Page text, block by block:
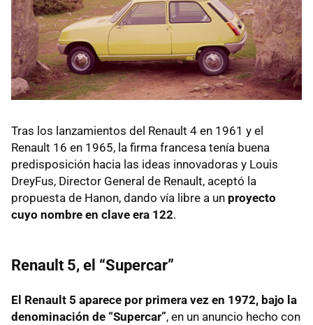
Tras los lanzamientos del Renault 4 en 1961 y el
Renault 16 en 1965, la firma francesa tenía buena
predisposición hacia las ideas innovadoras y Louis
DreyFus, Director General de Renault, aceptó la
propuesta de Hanon, dando vía libre a un proyecto
cuyo nombre en clave era 122.
Renault 5, el “Supercar”
El Renault 5 aparece por primera vez en 1972, bajo la
denominación de “Supercar”, en un anuncio hecho con